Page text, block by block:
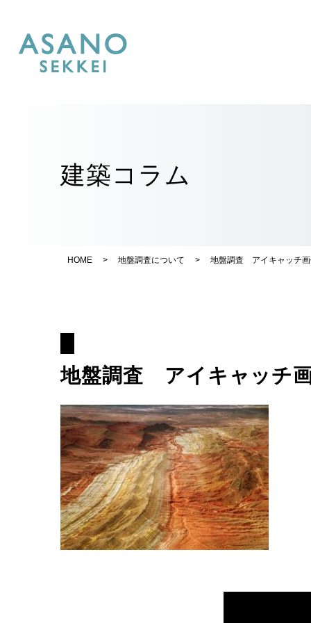
建築コラム
HOME > 地盤調査について > 地盤調査 アイキャッチ
地盤調査 アイキャッチ